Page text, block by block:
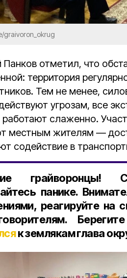
graivoron_okrug
отметил, что
территория
Тем не менее,
угрозам, все
работают слаженно.
местным жителям —
содействие в
грайворонцы!
панике.
реагируйте на
к землякам глава